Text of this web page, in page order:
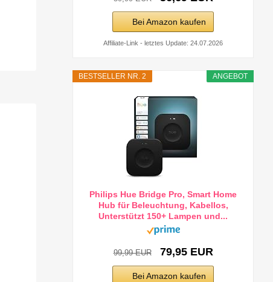
Bei Amazon kaufen
Affiliate-Link - letztes Update: 24.07.2026
ANGEBOT
BESTSELLER NR. 2
Philips Hue Bridge Pro, Smart Home
Hub für Beleuchtung, Kabellos,
Unterstützt 150+ Lampen und...
99,99 EUR 79,95 EUR
Bei Amazon kaufen